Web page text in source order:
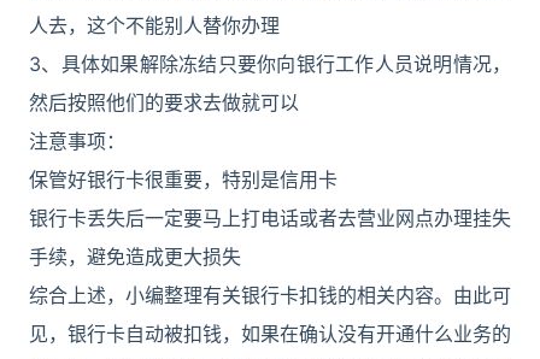
人去，这个不能别人替你办理
3、具体如果解除冻结只要你向银行工作人员说明情况，
然后按照他们的要求去做就可以
注意事项：
保管好银行卡很重要，特别是信用卡
银行卡丢失后一定要马上打电话或者去营业网点办理挂失
手续，避免造成更大损失
综合上述，小编整理有关银行卡扣钱的相关内容。由此可
见，银行卡自动被扣钱，如果在确认没有开通什么业务的